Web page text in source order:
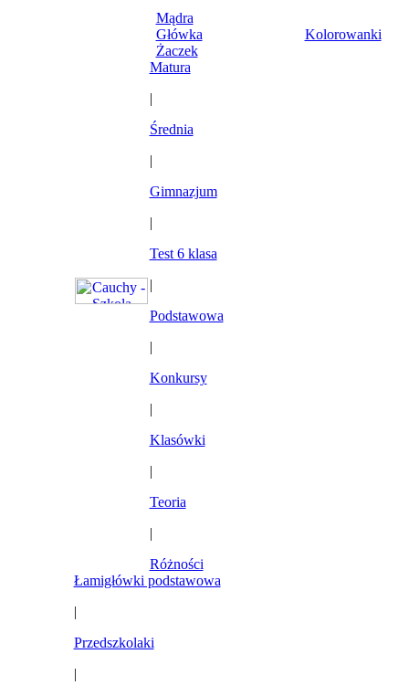
Mądra
Główka
Kolorowanki
Żaczek
Matura
|
Średnia
|
Gimnazjum
|
Test 6 klasa
|
Podstawowa
|
Konkursy
|
Klasówki
|
Teoria
|
Różności
Łamigłówki podstawowa
|
Przedszkolaki
|